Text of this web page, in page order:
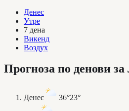
Денес
Утре
7 дена
Викенд
Воздух
Прогноза по денови за
Денес 36°23°